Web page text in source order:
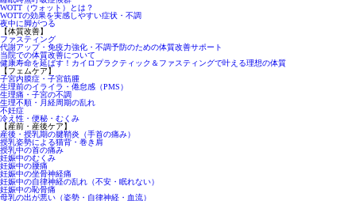
WOTT（ウォット）とは？
WOTTの効果を実感しやすい症状・不調
夜中に脚がつる
【体質改善】
ファスティング
代謝アップ・免疫力強化・不調予防のための体質改善サポート
当院での体質改善について
健康寿命を延ばす！カイロプラクティック＆ファスティングで叶える理想の体質
【フェムケア】
子宮内膜症・子宮筋腫
生理前のイライラ・倦怠感（PMS）
生理痛・子宮の不調
生理不順・月経周期の乱れ
不妊症
冷え性・便秘・むくみ
【産前・産後ケア】
産後・授乳期の腱鞘炎（手首の痛み）
授乳姿勢による猫背・巻き肩
授乳中の首の痛み
妊娠中のむくみ
妊娠中の腰痛
妊娠中の坐骨神経痛
妊娠中の自律神経の乱れ（不安・眠れない）
妊娠中の恥骨痛
母乳の出が悪い（姿勢・自律神経・血流）